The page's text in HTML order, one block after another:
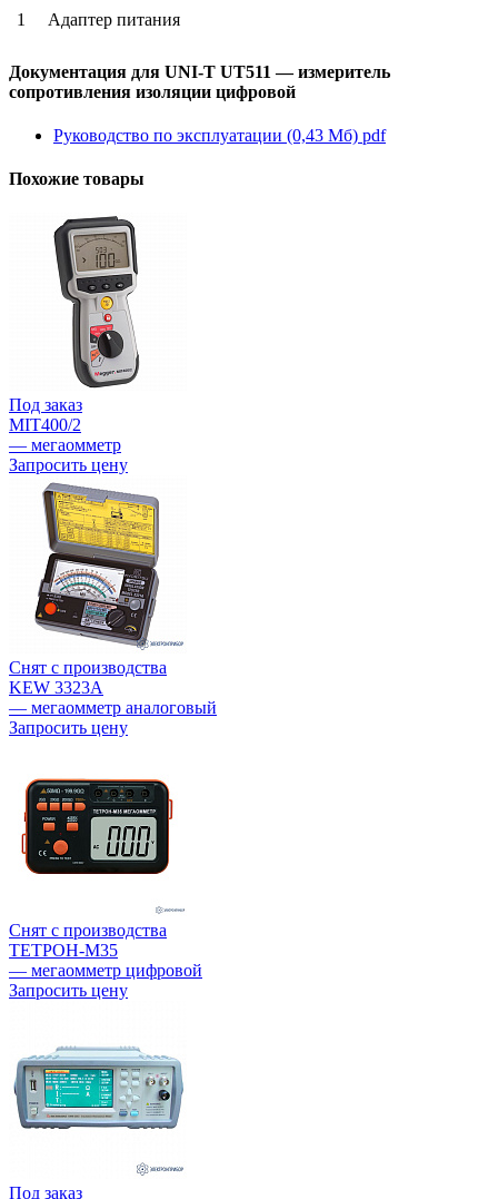
1
Адаптер питания
Документация для UNI-T UT511 — измеритель
сопротивления изоляции цифровой
Руководство по эксплуатации (0,43 Мб) pdf
Похожие товары
Под заказ
MIT400/2
— мегаомметр
Запросить цену
Снят с производства
KEW 3323A
— мегаомметр аналоговый
Запросить цену
Снят с производства
ТЕТРОН-М35
— мегаомметр цифровой
Запросить цену
Под заказ